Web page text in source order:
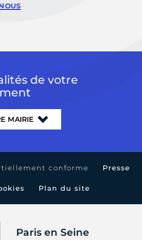
Paris en Seine
de votre
conforme Presse
Plan du site